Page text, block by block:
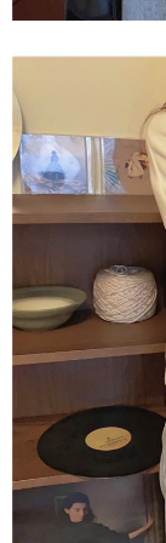
1. Perkhidmatan ini
(Hanya untuk
2. Pilihan kaedah
pesanan
transaksi Gogo,
ansuran yang
mengesahkan
3. Jumlah
adalah
4. Dalam masa 30
untuk
akan dibatalkan
semakan khusus"
penilaian tidak
penilaian boleh
【Penerangan
1. Pembayaran
"Pembayaran
pembayaran
2. Melalui pautan
membayar melalui
Mobile /
Sila hubungi NP
penggunaan pada
peribadi yang
oleh AFTEE, sila